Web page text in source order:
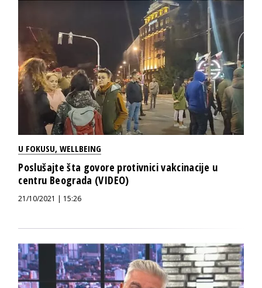
U FOKUSU,WELLBEING
Poslušajte šta govore protivnici vakcinacije u
centru Beograda (VIDEO)
21/10/2021 | 15:26